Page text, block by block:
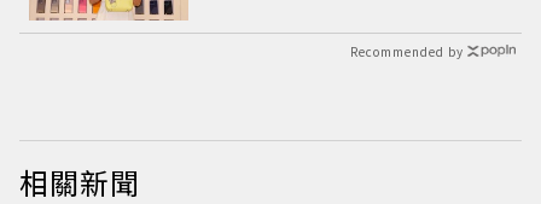
Recommended by
相關新聞